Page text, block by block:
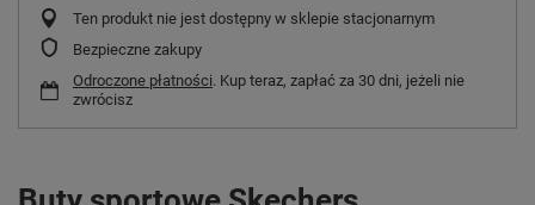
Ten produkt nie jest dostępny w sklepie stacjonarnym
Bezpieczne zakupy
Odroczone płatności. Kup teraz, zapłać za 30 dni, jeżeli nie
zwrócisz